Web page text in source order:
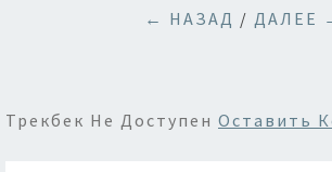
← НАЗАД / ДАЛЕЕ
Трекбек Не Доступен Оставить